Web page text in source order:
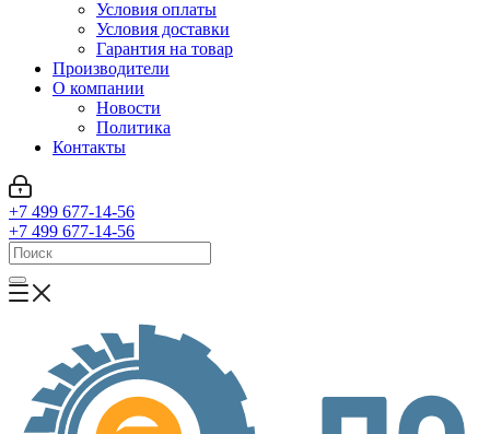
Условия оплаты
Условия доставки
Гарантия на товар
Производители
О компании
Новости
Политика
Контакты
+7 499 677-14-56
+7 499 677-14-56